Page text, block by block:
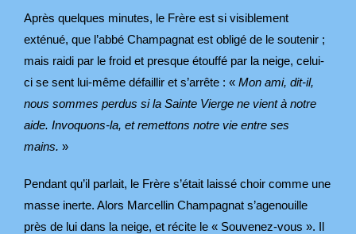
Après quelques minutes, le Frère est si visiblement
exténué, que l’abbé Champagnat est obligé de le soutenir ;
mais raidi par le froid et presque étouffé par la neige, celui-
ci se sent lui-même défaillir et s’arrête : « Mon ami, dit-il,
nous sommes perdus si la Sainte Vierge ne vient à notre
aide. Invoquons-la, et remettons notre vie entre ses
mains. »
Pendant qu’il parlait, le Frère s’était laissé choir comme une
masse inerte. Alors Marcellin Champagnat s’agenouille
près de lui dans la neige, et récite le « Souvenez-vous ». Il